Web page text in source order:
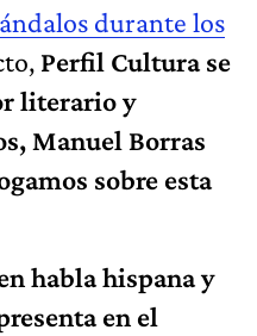
durante los
Perfil Cultura se
literario y
Manuel Borras
sobre esta
habla hispana y
en el